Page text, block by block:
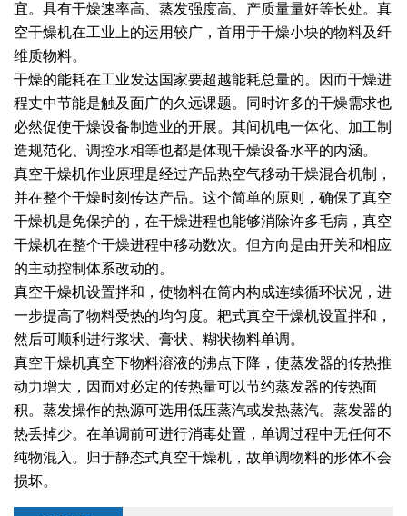
公司大事记
气流干燥系列
喷雾干燥机系列
带式干燥焙烧系列
真空干燥系列
圆盘干燥机系列
桨叶式干燥系列
载体干燥系列
滚筒干燥系列
沸腾干燥系列
烘箱干燥系列
管束干燥系列
干燥配套装置
食品行业
环保行业
化工行业
工程技术中心
质量监督技术中心
范群新闻
行业新闻
技术专栏
服务中心
常见问题
社会责任
全球契约组织成员
公共责任
节能环保
公益支持
社会责任报告
社会责任
绿色发展
绿色工厂
绿色供应链
人才招聘
联系我们
联系我们
宜。具有干燥速率高、蒸发强度高、产质量量好等长处。真
空干燥机在工业上的运用较广，首用于干燥小块的物料及纤
维质物料。
干燥的能耗在工业发达国家要超越能耗总量的。因而干燥进
程丈中节能是触及面广的久远课题。同时许多的干燥需求也
必然促使干燥设备制造业的开展。其间机电一体化、加工制
造规范化、调控水相等也都是体现干燥设备水平的内涵。
真空干燥机作业原理是经过产品热空气移动干燥混合机制，
并在整个干燥时刻传达产品。这个简单的原则，确保了真空
干燥机是免保护的，在干燥进程也能够消除许多毛病，真空
干燥机在整个干燥进程中移动数次。但方向是由开关和相应
的主动控制体系改动的。
真空干燥机设置拌和，使物料在筒内构成连续循环状况，进
一步提高了物料受热的均匀度。耙式真空干燥机设置拌和，
然后可顺利进行浆状、膏状、糊状物料单调。
真空干燥机真空下物料溶液的沸点下降，使蒸发器的传热推
动力增大，因而对必定的传热量可以节约蒸发器的传热面
积。蒸发操作的热源可选用低压蒸汽或发热蒸汽。蒸发器的
热丢掉少。在单调前可进行消毒处置，单调过程中无任何不
纯物混入。归于静态式真空干燥机，故单调物料的形体不会
损坏。